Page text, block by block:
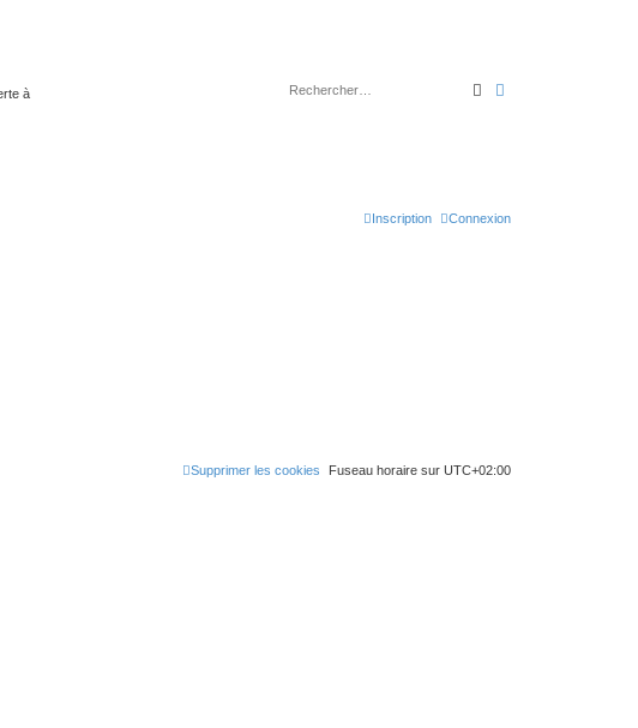
à
Rechercher
Connexion
Inscription
Fuseau horaire sur UTC+02:00
Supprimer les cookies